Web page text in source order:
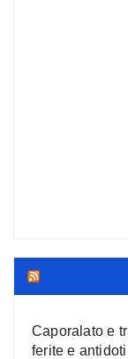
Caporalato e
ferite e